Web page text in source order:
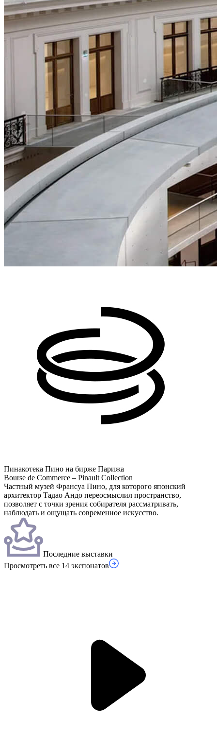
Пинакотека Пино на бирже Парижа
Bourse de Commerce – Pinault Collection
Частный музей Франсуа Пино, для которого японский
архитектор Тадао Андо переосмыслил пространство,
позволяет с точки зрения собирателя рассматривать,
наблюдать и ощущать современное искусство.
Последние выставки
Просмотреть все 14 экспонатов